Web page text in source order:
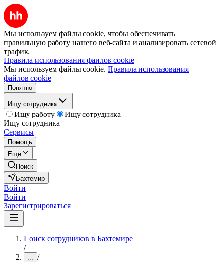
Мы используем файлы cookie, чтобы обеспечивать
правильную работу нашего веб-сайта и анализировать сетевой
трафик.
Правила использования файлов cookie
Мы используем файлы cookie. Правила использования
файлов cookie
Понятно
Ищу сотрудника
Ищу работу
Ищу сотрудника
Ищу сотрудника
Сервисы
Помощь
Ещё
Поиск
Бахтемир
Войти
Войти
Зарегистрироваться
Поиск сотрудников в Бахтемире
/
... /